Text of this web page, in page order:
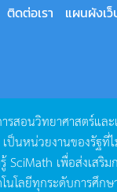
ติดต่อเรา
แผนผังเว็
รสอนวิทยาศาสตร์และ
เป็นหน่วยงานของรัฐที่
SciMath เพื่อส่งเสริ
นโลยีทุกระดับการศึกษ